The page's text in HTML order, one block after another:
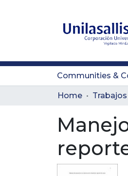
Communities &
Home